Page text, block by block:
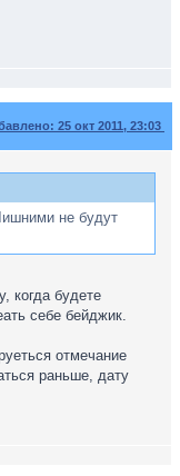
25 окт 2011, 23:03
не будут
когда будете
себе бейджик.
отмечание
раньше, дату